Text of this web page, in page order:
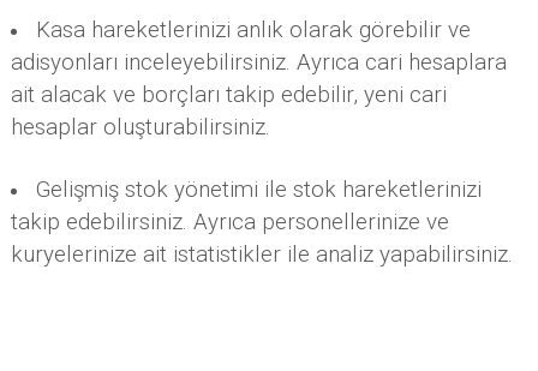
Kasa hareketlerinizi anlık olarak görebilir ve
adisyonları inceleyebilirsiniz. Ayrıca cari hesaplara
ait alacak ve borçları takip edebilir, yeni cari
hesaplar oluşturabilirsiniz.
Gelişmiş stok yönetimi ile stok hareketlerinizi
takip edebilirsiniz. Ayrıca personellerinize ve
kuryelerinize ait istatistikler ile analiz yapabilirsiniz.